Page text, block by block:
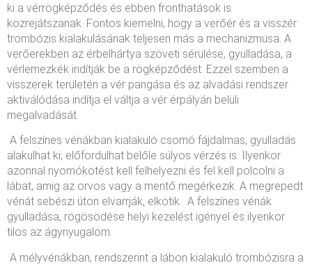
ki a vérrögképződés és ebben fronthatások is
közrejátszanak. Fontos kiemelni, hogy a verőér és a visszér
trombózis kialakulásának teljesen más a mechanizmusa. A
verőerekben az érbelhártya szöveti sérülése, gyulladása, a
vérlemezkék indítják be a rögképződést. Ezzel szemben a
visszerek területén a vér pangása és az alvadási rendszer
aktiválódása indítja el váltja a vér érpályán belüli
megalvadását.
A felszínes vénákban kialakuló csomó fájdalmas, gyulladás
alakulhat ki, előfordulhat belőle súlyos vérzés is. Ilyenkor
azonnal nyomókötést kell felhelyezni és fel kell polcolni a
lábat, amig az orvos vagy a mentő megérkezik. A megrepedt
vénát sebészi úton elvarrják, elkötik. A felszínes vénák
gyulladása, rögösödése helyi kezelést igényel és ilyenkor
tilos az ágynyugalom.
A mélyvénákban, rendszerint a lábon kialakuló trombózisra a